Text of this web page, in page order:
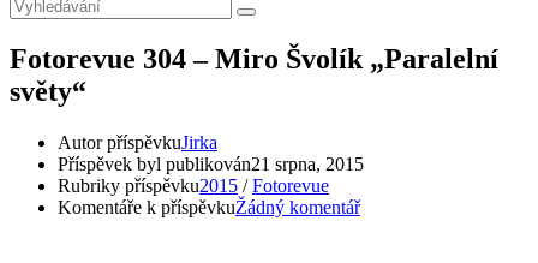
Fotorevue 304 – Miro Švolík „Paralelní
světy“
Autor příspěvkuJirka
Příspěvek byl publikován21 srpna, 2015
Rubriky příspěvku2015 / Fotorevue
Komentáře k příspěvkuŽádný komentář